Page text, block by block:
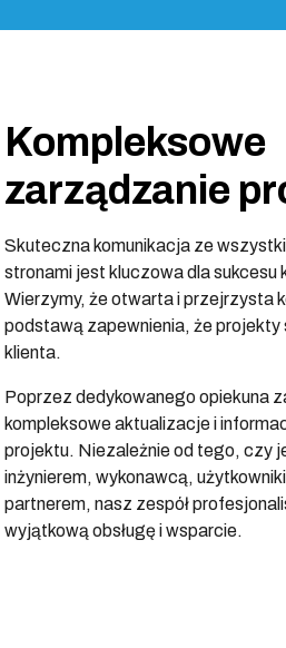
Kompleksowe
zarządzanie
Skuteczna komunikacja ze
stronami jest kluczowa dla sukcesu
Wierzymy, że otwarta i przejrzysta
podstawą zapewnienia, że projekty
klienta.
Poprzez dedykowanego opiekuna
kompleksowe aktualizacje i
projektu. Niezależnie od tego, czy
inżynierem, wykonawcą,
partnerem, nasz zespół
wyjątkową obsługę i wsparcie.